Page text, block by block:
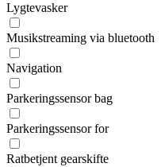
Lygtevasker
Musikstreaming via bluetooth
Navigation
Parkeringssensor bag
Parkeringssensor for
Ratbetjent gearskifte